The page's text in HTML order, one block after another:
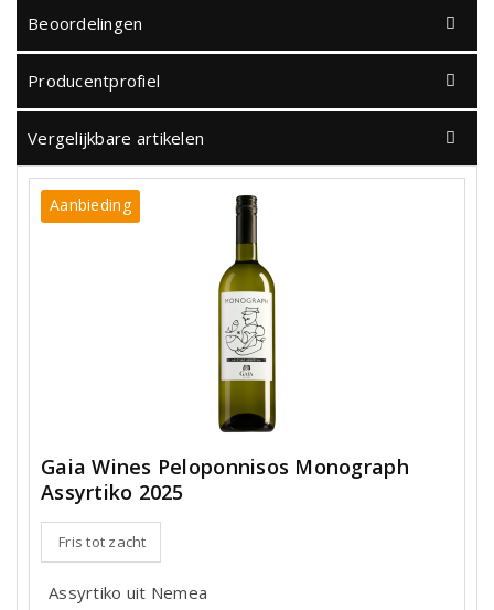
Beoordelingen
Producentprofiel
Vergelijkbare artikelen
Aanbieding
Gaia Wines Peloponnisos Monograph
Assyrtiko 2025
Fris tot zacht
Assyrtiko uit Nemea